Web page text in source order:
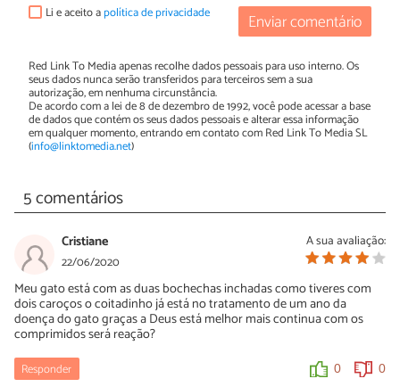
Enviar comentário
Li e aceito apolítica de privacidade
Red Link To Media apenas recolhe dados pessoais para uso interno. Os
seus dados nunca serão transferidos para terceiros sem a sua
autorização, em nenhuma circunstância.
De acordo com a lei de 8 de dezembro de 1992, você pode acessar a base
de dados que contém os seus dados pessoais e alterar essa informação
em qualquer momento, entrando em contato com Red Link To Media SL
(info@linktomedia.net)
5 comentários
A sua avaliação:
Cristiane
22/06/2020
Meu gato está com as duas bochechas inchadas como tiveres com
dois caroços o coitadinho já está no tratamento de um ano da
doença do gato graças a Deus está melhor mais continua com os
comprimidos será reação?
Responder 0 0